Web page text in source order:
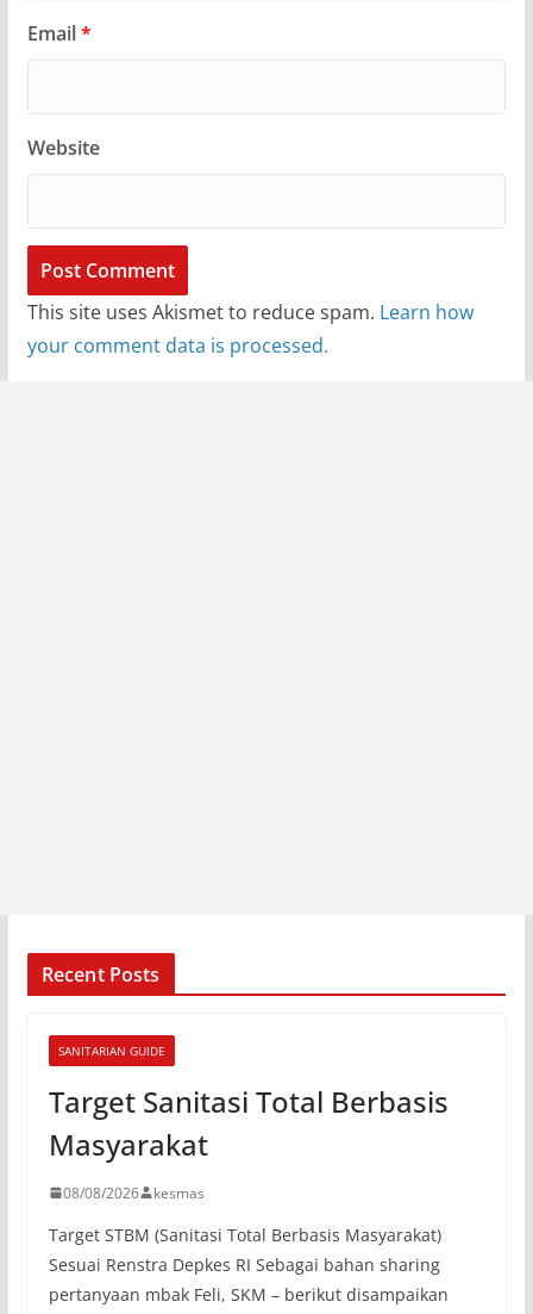
Email*
Website
This site uses Akismet to reduce spam. Learn how
your comment data is processed.
Recent Posts
SANITARIAN GUIDE
Target Sanitasi Total Berbasis
Masyarakat
08/08/2026 kesmas
Target STBM (Sanitasi Total Berbasis Masyarakat)
Sesuai Renstra Depkes RI Sebagai bahan sharing
pertanyaan mbak Feli, SKM – berikut disampaikan